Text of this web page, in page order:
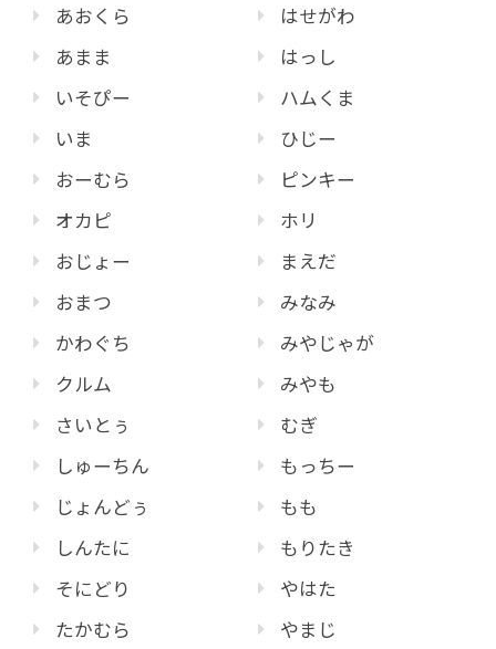
あおくら
あまま
いそぴー
いま
おーむら
オカピ
おじょー
おまつ
かわぐち
クルム
さいとぅ
しゅーちん
じょんどぅ
しんたに
そにどり
たかむら
はせがわ
はっし
ハムくま
ひじー
ピンキー
ホリ
まえだ
みなみ
みやじゃが
みやも
むぎ
もっちー
もも
もりたき
やはた
やまじ